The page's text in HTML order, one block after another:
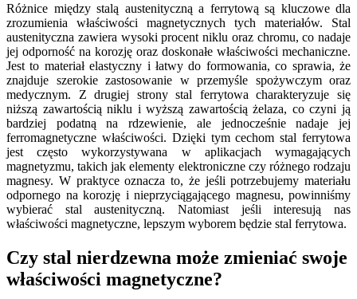
Różnice między stalą austenityczną a ferrytową są kluczowe dla
zrozumienia właściwości magnetycznych tych materiałów. Stal
austenityczna zawiera wysoki procent niklu oraz chromu, co nadaje
jej odporność na korozję oraz doskonałe właściwości mechaniczne.
Jest to materiał elastyczny i łatwy do formowania, co sprawia, że
znajduje szerokie zastosowanie w przemyśle spożywczym oraz
medycznym. Z drugiej strony stal ferrytowa charakteryzuje się
niższą zawartością niklu i wyższą zawartością żelaza, co czyni ją
bardziej podatną na rdzewienie, ale jednocześnie nadaje jej
ferromagnetyczne właściwości. Dzięki tym cechom stal ferrytowa
jest często wykorzystywana w aplikacjach wymagających
magnetyzmu, takich jak elementy elektroniczne czy różnego rodzaju
magnesy. W praktyce oznacza to, że jeśli potrzebujemy materiału
odpornego na korozję i nieprzyciągającego magnesu, powinniśmy
wybierać stal austenityczną. Natomiast jeśli interesują nas
właściwości magnetyczne, lepszym wyborem będzie stal ferrytowa.
Czy stal nierdzewna może zmieniać swoje
właściwości magnetyczne?